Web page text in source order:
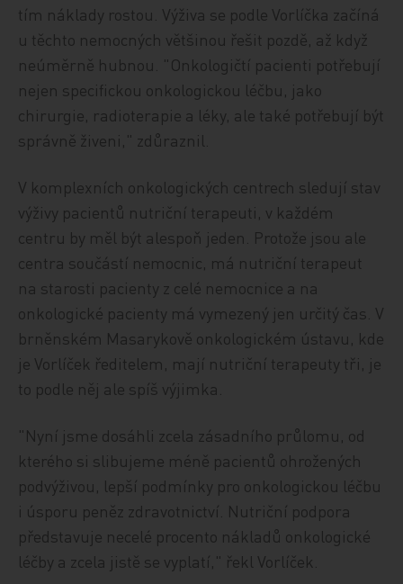
tím náklady rostou. Výživa se podle Vorlíčka začíná
u těchto nemocných většinou řešit pozdě, až když
neúměrně hubnou. "Onkologičtí pacienti potřebují
nejen specifickou onkologickou léčbu, jako
chirurgie, radioterapie a léky, ale také potřebují být
správně živeni," zdůraznil.
V komplexních onkologických centrech sledují stav
výživy pacientů nutriční terapeuti, v každém
centru by měl být alespoň jeden. Protože jsou ale
centra součástí nemocnic, má nutriční terapeut
na starosti pacienty z celé nemocnice a na
onkologické pacienty má vymezený jen určitý čas. V
brněnském Masarykově onkologickém ústavu, kde
je Vorlíček ředitelem, mají nutriční terapeuty tři, je
to podle něj ale spíš výjimka.
"Nyní jsme dosáhli zcela zásadního průlomu, od
kterého si slibujeme méně pacientů ohrožených
podvýživou, lepší podmínky pro onkologickou léčbu
i úsporu peněz zdravotnictví. Nutriční podpora
představuje necelé procento nákladů onkologické
léčby a zcela jistě se vyplatí," řekl Vorlíček.